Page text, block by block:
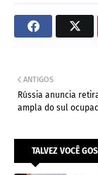
ANTIGOS
Rússia anuncia
ampla do sul
TALVEZ VOCÊ